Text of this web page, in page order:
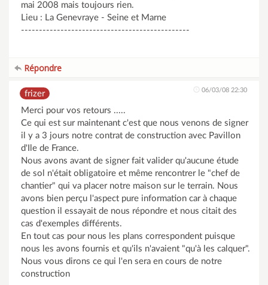
mai 2008 mais toujours rien.
Lieu : La Genevraye - Seine et Marne
-----------------------------------------------
Répondre
frizer 06/03/08 22:30
Merci pour vos retours .....
Ce qui est sur maintenant c'est que nous venons de signer
il y a 3 jours notre contrat de construction avec Pavillon
d'Ile de France.
Nous avons avant de signer fait valider qu'aucune étude
de sol n'était obligatoire et même rencontrer le "chef de
chantier" qui va placer notre maison sur le terrain. Nous
avons bien perçu l'aspect pure information car à chaque
question il essayait de nous répondre et nous citait des
cas d'exemples différents.
En tout cas pour nous les plans correspondent puisque
nous les avons fournis et qu'ils n'avaient "qu'à les calquer".
Nous vous dirons ce qui l'en sera en cours de notre
construction